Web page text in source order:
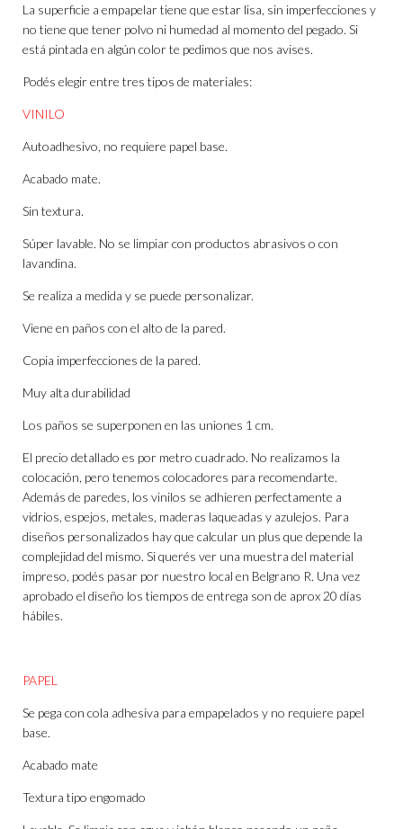
La superficie a empapelar tiene que estar lisa, sin imperfecciones y
no tiene que tener polvo ni humedad al momento del pegado. Si
está pintada en algún color te pedimos que nos avises.
Podés elegir entre tres tipos de materiales:
VINILO
Autoadhesivo, no requiere papel base.
Acabado mate.
Sin textura.
Súper lavable. No se limpiar con productos abrasivos o con
lavandina.
Se realiza a medida y se puede personalizar.
Viene en paños con el alto de la pared.
Copia imperfecciones de la pared.
Muy alta durabilidad
Los paños se superponen en las uniones 1 cm.
El precio detallado es por metro cuadrado. No realizamos la
colocación, pero tenemos colocadores para recomendarte.
Además de paredes, los vinilos se adhieren perfectamente a
vidrios, espejos, metales, maderas laqueadas y azulejos. Para
diseños personalizados hay que calcular un plus que depende la
complejidad del mismo. Si querés ver una muestra del material
impreso, podés pasar por nuestro local en Belgrano R. Una vez
aprobado el diseño los tiempos de entrega son de aprox 20 días
hábiles.
PAPEL
Se pega con cola adhesiva para empapelados y no requiere papel
base.
Acabado mate
Textura tipo engomado